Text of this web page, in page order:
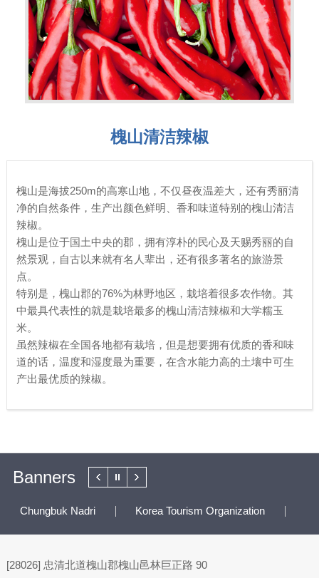
槐山清洁辣椒
槐山是海拔250m的高寒山地，不仅昼夜温差大，还有秀丽清
净的自然条件，生产出颜色鲜明、香和味道特别的槐山清洁
辣椒。
槐山是位于国土中央的郡，拥有淳朴的民心及天赐秀丽的自
然景观，自古以来就有名人辈出，还有很多著名的旅游景
点。
特别是，槐山郡的76%为林野地区，栽培着很多农作物。其
中最具代表性的就是栽培最多的槐山清洁辣椒和大学糯玉
米。
虽然辣椒在全国各地都有栽培，但是想要拥有优质的香和味
道的话，温度和湿度最为重要，在含水能力高的土壤中可生
产出最优质的辣椒。
Banners
Chungbuk Nadri Korea Tourism Organization
[28026] 忠清北道槐山郡槐山邑林巨正路 90